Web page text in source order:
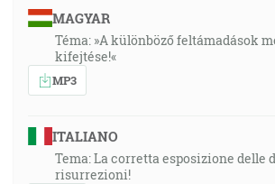
MAGYAR
Téma: »A különböző feltámadások
kifejtése!«
MP3
ITALIANO
Tema: La corretta esposizione delle
risurrezioni!